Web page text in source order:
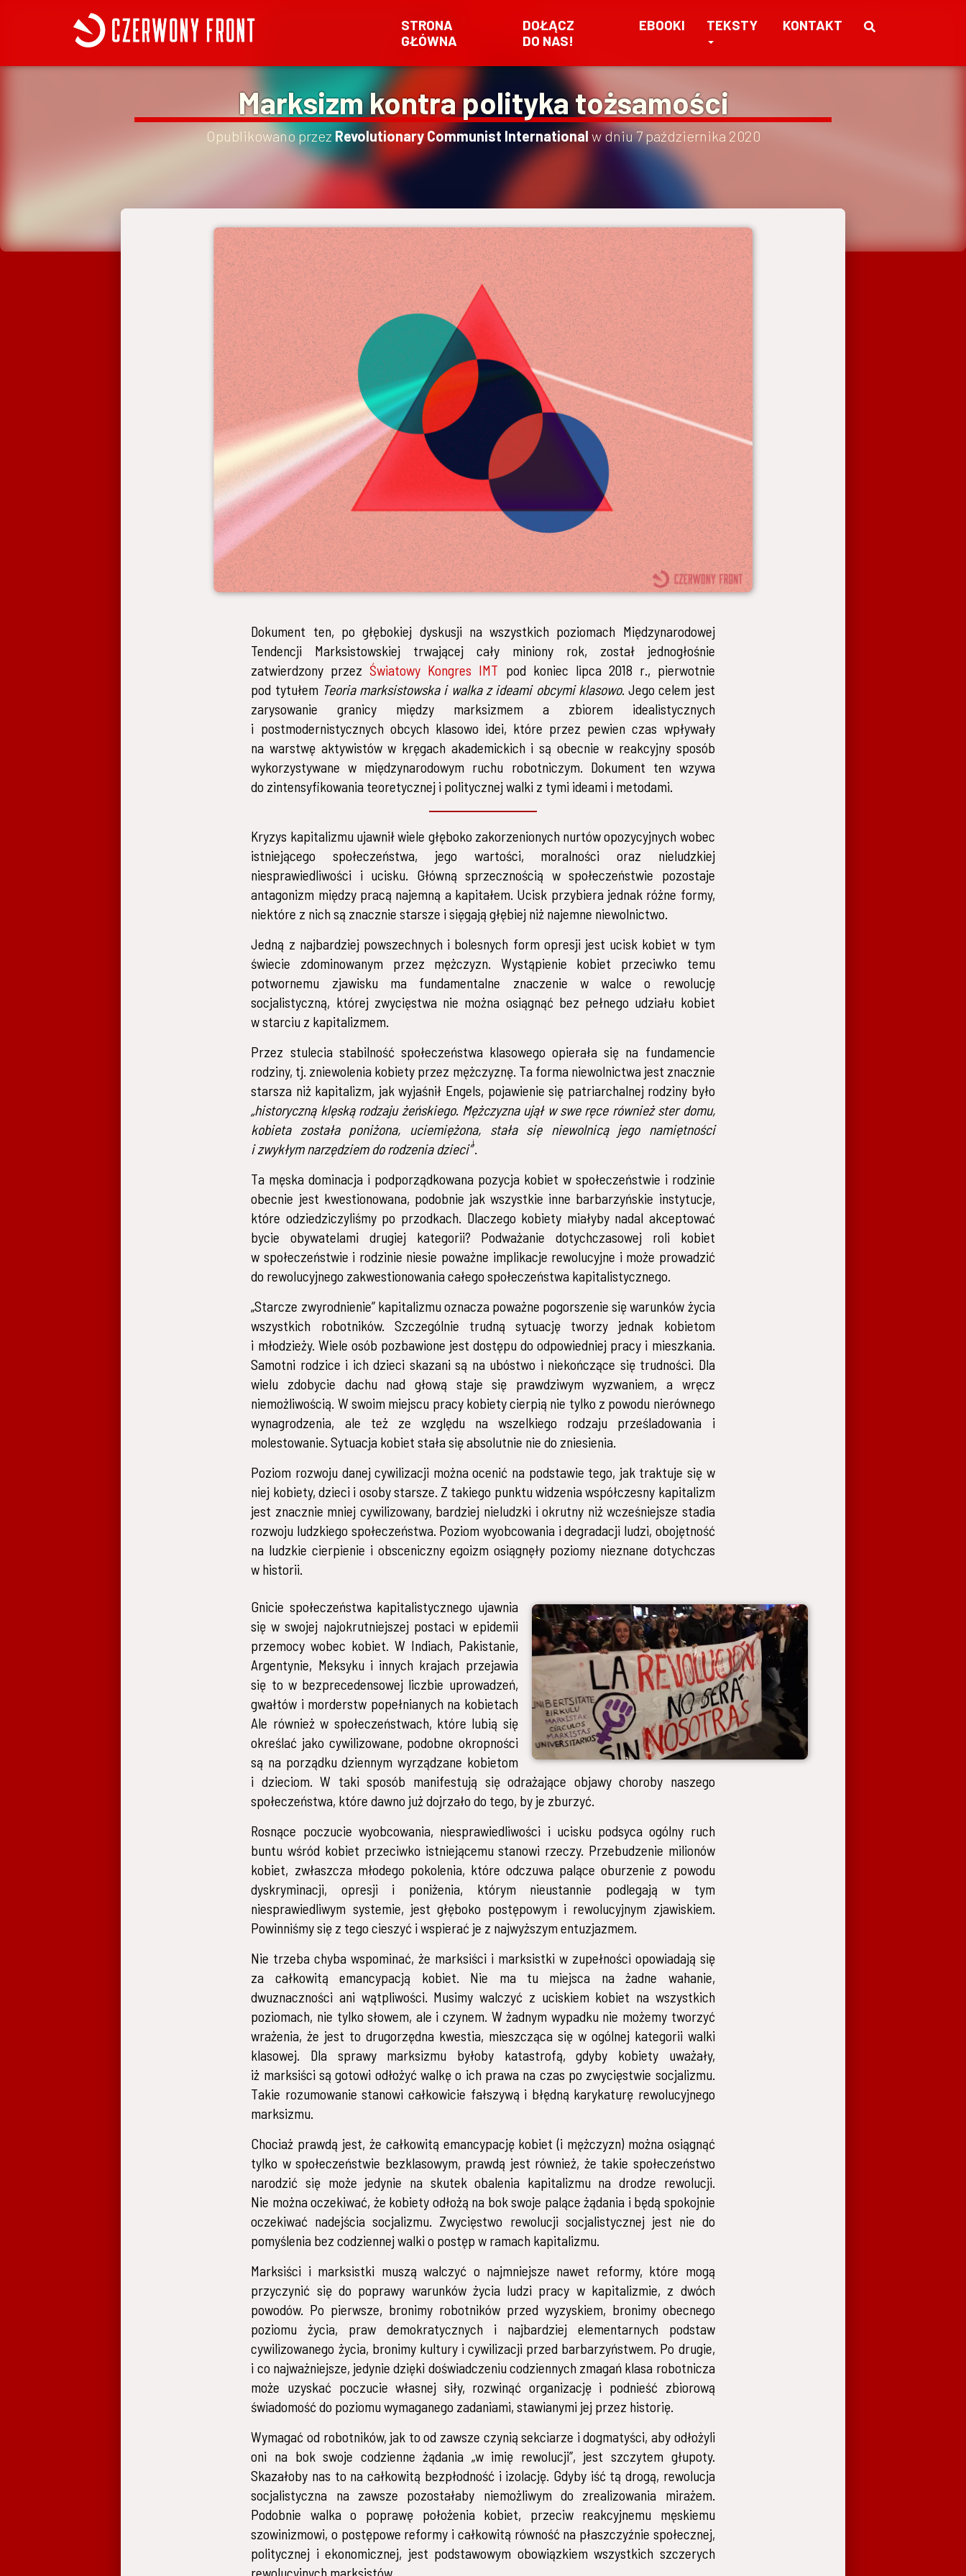
STRONA
GŁÓWNA
DOŁĄCZ
DO NAS!
EBOOKI TEKSTY KONTAKT
Marksizm kontra polityka tożsamości
Opublikowano przez Revolutionary Communist International w dniu7 października 2020
Dokument ten, po głębokiej dyskusji na wszystkich poziomach Międzynarodowej
Tendencji Marksistowskiej trwającej cały miniony rok, został jednogłośnie
zatwierdzony przez Światowy Kongres IMT pod koniec lipca 2018 r., pierwotnie
pod tytułem Teoria marksistowska i walka z ideami obcymi klasowo. Jego celem jest
zarysowanie granicy między marksizmem a zbiorem idealistycznych
i postmodernistycznych obcych klasowo idei, które przez pewien czas wpływały
na warstwę aktywistów w kręgach akademickich i są obecnie w reakcyjny sposób
wykorzystywane w międzynarodowym ruchu robotniczym. Dokument ten wzywa
do zintensyfikowania teoretycznej i politycznej walki z tymi ideami i metodami.
Kryzys kapitalizmu ujawnił wiele głęboko zakorzenionych nurtów opozycyjnych wobec
istniejącego społeczeństwa, jego wartości, moralności oraz nieludzkiej
niesprawiedliwości i ucisku. Główną sprzecznością w społeczeństwie pozostaje
antagonizm między pracą najemną a kapitałem. Ucisk przybiera jednak różne formy,
niektóre z nich są znacznie starsze i sięgają głębiej niż najemne niewolnictwo.
Jedną z najbardziej powszechnych i bolesnych form opresji jest ucisk kobiet w tym
świecie zdominowanym przez mężczyzn. Wystąpienie kobiet przeciwko temu
potwornemu zjawisku ma fundamentalne znaczenie w walce o rewolucję
socjalistyczną, której zwycięstwa nie można osiągnąć bez pełnego udziału kobiet
w starciu z kapitalizmem.
Przez stulecia stabilność społeczeństwa klasowego opierała się na fundamencie
rodziny, tj. zniewolenia kobiety przez mężczyznę. Ta forma niewolnictwa jest znacznie
starsza niż kapitalizm, jak wyjaśnił Engels, pojawienie się patriarchalnej rodziny było
„historyczną klęską rodzaju żeńskiego. Mężczyzna ujął w swe ręce również ster domu,
kobieta została poniżona, uciemiężona, stała się niewolnicą jego namiętności
i zwykłym narzędziem do rodzenia dzieci”i.
Ta męska dominacja i podporządkowana pozycja kobiet w społeczeństwie i rodzinie
obecnie jest kwestionowana, podobnie jak wszystkie inne barbarzyńskie instytucje,
które odziedziczyliśmy po przodkach. Dlaczego kobiety miałyby nadal akceptować
bycie obywatelami drugiej kategorii? Podważanie dotychczasowej roli kobiet
w społeczeństwie i rodzinie niesie poważne implikacje rewolucyjne i może prowadzić
do rewolucyjnego zakwestionowania całego społeczeństwa kapitalistycznego.
„Starcze zwyrodnienie” kapitalizmu oznacza poważne pogorszenie się warunków życia
wszystkich robotników. Szczególnie trudną sytuację tworzy jednak kobietom
i młodzieży. Wiele osób pozbawione jest dostępu do odpowiedniej pracy i mieszkania.
Samotni rodzice i ich dzieci skazani są na ubóstwo i niekończące się trudności. Dla
wielu zdobycie dachu nad głową staje się prawdziwym wyzwaniem, a wręcz
niemożliwością. W swoim miejscu pracy kobiety cierpią nie tylko z powodu nierównego
wynagrodzenia, ale też ze względu na wszelkiego rodzaju prześladowania i
molestowanie. Sytuacja kobiet stała się absolutnie nie do zniesienia.
Poziom rozwoju danej cywilizacji można ocenić na podstawie tego, jak traktuje się w
niej kobiety, dzieci i osoby starsze. Z takiego punktu widzenia współczesny kapitalizm
jest znacznie mniej cywilizowany, bardziej nieludzki i okrutny niż wcześniejsze stadia
rozwoju ludzkiego społeczeństwa. Poziom wyobcowania i degradacji ludzi, obojętność
na ludzkie cierpienie i obsceniczny egoizm osiągnęły poziomy nieznane dotychczas
w historii.
Gnicie społeczeństwa kapitalistycznego ujawnia
się w swojej najokrutniejszej postaci w epidemii
przemocy wobec kobiet. W Indiach, Pakistanie,
Argentynie, Meksyku i innych krajach przejawia
się to w bezprecedensowej liczbie uprowadzeń,
gwałtów i morderstw popełnianych na kobietach
Ale również w społeczeństwach, które lubią się
określać jako cywilizowane, podobne okropności
są na porządku dziennym wyrządzane kobietom
i dzieciom. W taki sposób manifestują się odrażające objawy choroby naszego
społeczeństwa, które dawno już dojrzało do tego, by je zburzyć.
Rosnące poczucie wyobcowania, niesprawiedliwości i ucisku podsyca ogólny ruch
buntu wśród kobiet przeciwko istniejącemu stanowi rzeczy. Przebudzenie milionów
kobiet, zwłaszcza młodego pokolenia, które odczuwa palące oburzenie z powodu
dyskryminacji, opresji i poniżenia, którym nieustannie podlegają w tym
niesprawiedliwym systemie, jest głęboko postępowym i rewolucyjnym zjawiskiem.
Powinniśmy się z tego cieszyć i wspierać je z najwyższym entuzjazmem.
Nie trzeba chyba wspominać, że marksiści i marksistki w zupełności opowiadają się
za całkowitą emancypacją kobiet. Nie ma tu miejsca na żadne wahanie,
dwuznaczności ani wątpliwości. Musimy walczyć z uciskiem kobiet na wszystkich
poziomach, nie tylko słowem, ale i czynem. W żadnym wypadku nie możemy tworzyć
wrażenia, że jest to drugorzędna kwestia, mieszcząca się w ogólnej kategorii walki
klasowej. Dla sprawy marksizmu byłoby katastrofą, gdyby kobiety uważały,
iż marksiści są gotowi odłożyć walkę o ich prawa na czas po zwycięstwie socjalizmu.
Takie rozumowanie stanowi całkowicie fałszywą i błędną karykaturę rewolucyjnego
marksizmu.
Chociaż prawdą jest, że całkowitą emancypację kobiet (i mężczyzn) można osiągnąć
tylko w społeczeństwie bezklasowym, prawdą jest również, że takie społeczeństwo
narodzić się może jedynie na skutek obalenia kapitalizmu na drodze rewolucji.
Nie można oczekiwać, że kobiety odłożą na bok swoje palące żądania i będą spokojnie
oczekiwać nadejścia socjalizmu. Zwycięstwo rewolucji socjalistycznej jest nie do
pomyślenia bez codziennej walki o postęp w ramach kapitalizmu.
Marksiści i marksistki muszą walczyć o najmniejsze nawet reformy, które mogą
przyczynić się do poprawy warunków życia ludzi pracy w kapitalizmie, z dwóch
powodów. Po pierwsze, bronimy robotników przed wyzyskiem, bronimy obecnego
poziomu życia, praw demokratycznych i najbardziej elementarnych podstaw
cywilizowanego życia, bronimy kultury i cywilizacji przed barbarzyństwem. Po drugie,
i co najważniejsze, jedynie dzięki doświadczeniu codziennych zmagań klasa robotnicza
może uzyskać poczucie własnej siły, rozwinąć organizację i podnieść zbiorową
świadomość do poziomu wymaganego zadaniami, stawianymi jej przez historię.
Wymagać od robotników, jak to od zawsze czynią sekciarze i dogmatyści, aby odłożyli
oni na bok swoje codzienne żądania „w imię rewolucji”, jest szczytem głupoty.
Skazałoby nas to na całkowitą bezpłodność i izolację. Gdyby iść tą drogą, rewolucja
socjalistyczna na zawsze pozostałaby niemożliwym do zrealizowania mirażem.
Podobnie walka o poprawę położenia kobiet, przeciw reakcyjnemu męskiemu
szowinizmowi, o postępowe reformy i całkowitą równość na płaszczyźnie społecznej,
politycznej i ekonomicznej, jest podstawowym obowiązkiem wszystkich szczerych